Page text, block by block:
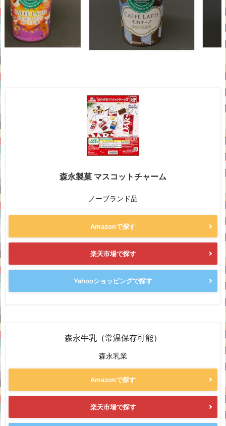
森永製菓 マスコットチャーム
ノーブランド品
Amazonで探す
楽天市場で探す
Yahooショッピングで探す
森永牛乳（常温保存可能）
森永乳業
Amazonで探す
楽天市場で探す